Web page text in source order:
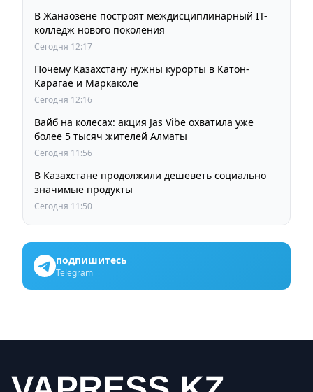
В Жанаозене построят междисциплинарный IT-
колледж нового поколения
Сегодня 12:17
Почему Казахстану нужны курорты в Катон-
Карагае и Маркаколе
Сегодня 12:16
Вайб на колесах: акция Jas Vibe охватила уже
более 5 тысяч жителей Алматы
Сегодня 11:56
В Казахстане продолжили дешеветь социально
значимые продукты
Сегодня 11:50
подпишитесь
Telegram